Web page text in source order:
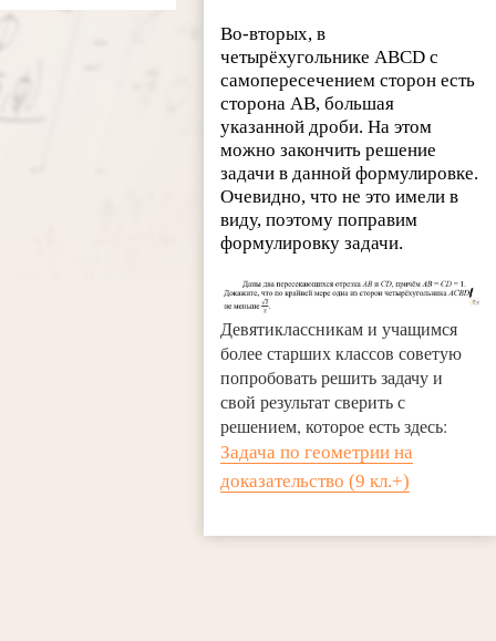
Во-вторых, в
четырёхугольникеABCD с
самопересечением сторон есть
сторонаAB, большая
указанной дроби. На этом
можно закончить решение
задачи в данной формулировке.
Очевидно, что не это имели в
виду, поэтому поправим
формулировку задачи.
Девятиклассникам и учащимся
более старших классов советую
попробовать решить задачу и
свой результат сверить с
решением, которое есть здесь:
Задача по геометрии на
доказательство (9 кл.+)